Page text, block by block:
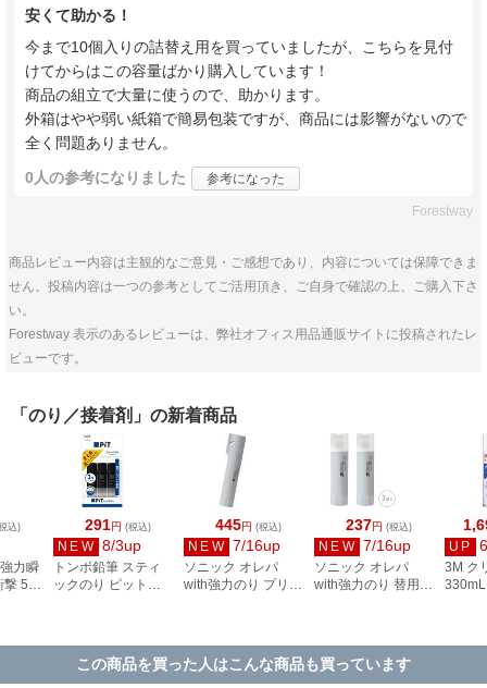
安くて助かる！
今まで10個入りの詰替え用を買っていましたが、こちらを見付
けてからはこの容量ばかり購入しています！
商品の組立で大量に使うので、助かります。
外箱はやや弱い紙箱で簡易包装ですが、商品には影響がないので
全く問題ありません。
0人の参考になりました 参考になった
Forestway
商品レビュー内容は主観的なご意見・ご感想であり、内容については保障できま
せん。投稿内容は一つの参考としてご活用頂き、ご自身で確認の上、ご購入下さ
い。
Forestway 表示のあるレビューは、弊社オフィス用品通販サイトに投稿されたレ
ビューです。
「のり／接着剤」の新着商品
291円 (税込)
NEW 8/3up
トンボ鉛筆 スティ
ックのり ピットハ
445円 (税込)
NEW 7/16up
ソニック オレパ
with強力のり プリン
237円 (税込)
NEW 7/16up
ソニック オレパ
with強力のり 替用の
UP
3M ク
330mL
込)
力瞬
撃 5g
この商品を買った人はこんな商品も買っています